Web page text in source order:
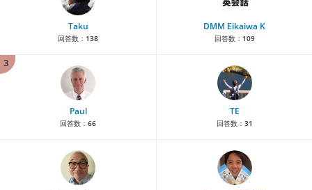
Taku
回答数： 138
DMM Eikaiwa K
回答数： 109
3
Paul
回答数： 66
TE
回答数： 31